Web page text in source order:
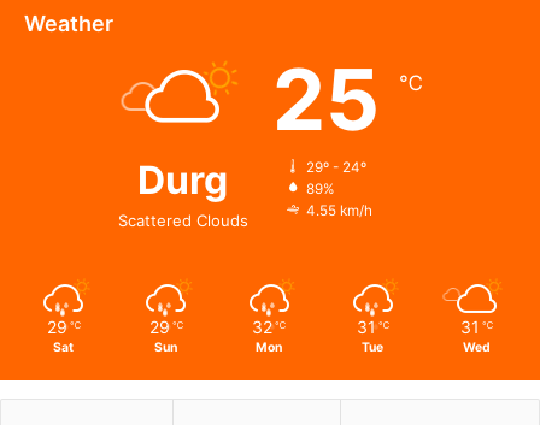
शुभकामनाएं
Weather
Durg
Scattered Clouds
25 ℃
29º - 24º
89%
4.55 km/h
29 ℃
Sat
29 ℃
Sun
32 ℃
Mon
31 ℃
Tue
31 ℃
Wed